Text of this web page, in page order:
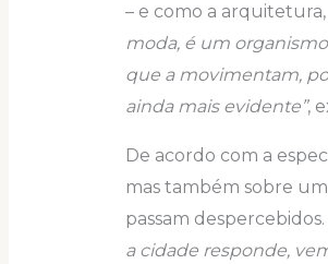
– e como a
moda, é um
que a movimentam,
ainda mais evidente”,
De acordo com a
mas também sobre
passam despercebidos.
a cidade responde,